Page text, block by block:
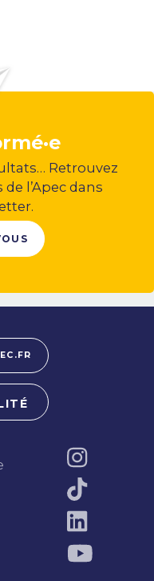
Retrouvez
l’Apec dans